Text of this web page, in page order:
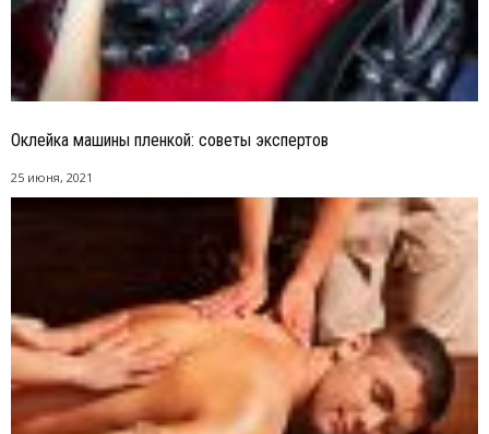
Оклейка машины пленкой: советы экспертов
25 июня, 2021